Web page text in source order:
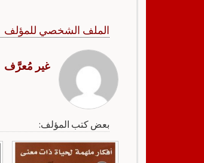
الملف الشخصي للمؤلف
غير مُعرَّف
بعض كتب المؤلف: